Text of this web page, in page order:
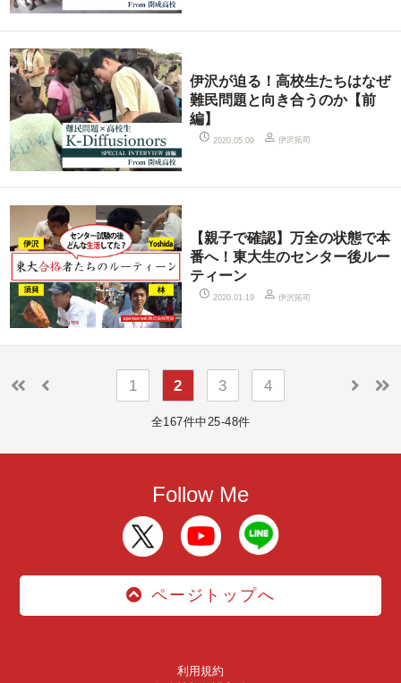
伊沢が迫る！高校生たちはなぜ
難民問題と向き合うのか【前
編】
2020.05.09 伊沢拓司
【親子で確認】万全の状態で本
番へ！東大生のセンター後ルー
ティーン
2020.01.19 伊沢拓司
1 2 3 4
全167件中25-48件
Follow Me
ページトップへ
利用規約